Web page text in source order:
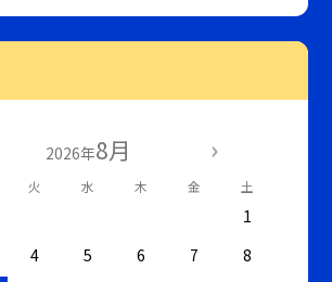
2026年8月
火 水 木 金 土
1
4 5 6 7
8